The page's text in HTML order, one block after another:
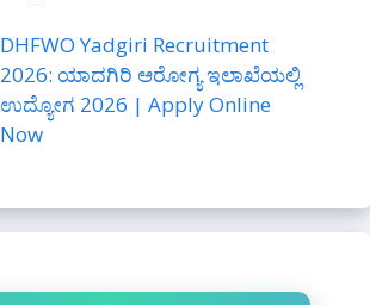
DHFWO Yadgiri Recruitment
2026: ಯಾದಗಿರಿ ಆರೋಗ್ಯ ಇಲಾಖೆಯಲ್ಲಿ
ಉದ್ಯೋಗ 2026 | Apply Online
Now